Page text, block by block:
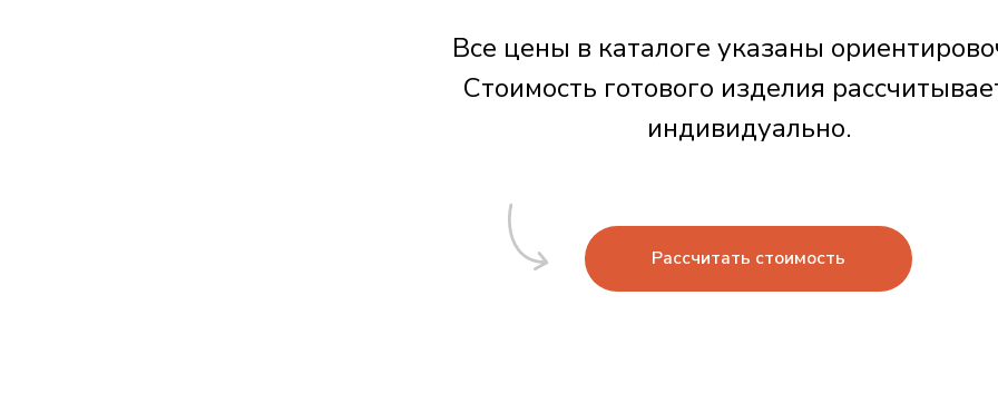
Все цены в каталоге указаны
Стоимость готового изделия
индивидуально.
Рассчитать стоимость